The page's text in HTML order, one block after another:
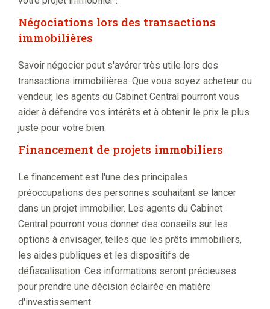
Négociations lors des transactions
immobilières
Savoir négocier peut s'avérer très utile lors des
transactions immobilières. Que vous soyez acheteur ou
vendeur, les agents du Cabinet Central pourront vous
aider à défendre vos intérêts et à obtenir le prix le plus
juste pour votre bien.
Financement de projets immobiliers
Le financement est l'une des principales
préoccupations des personnes souhaitant se lancer
dans un projet immobilier. Les agents du Cabinet
Central pourront vous donner des conseils sur les
options à envisager, telles que les prêts immobiliers,
les aides publiques et les dispositifs de
défiscalisation. Ces informations seront précieuses
pour prendre une décision éclairée en matière
d'investissement.